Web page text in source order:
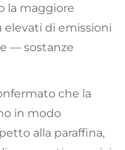
la maggiore
di emissioni
— sostanze
che la
in modo
alla paraffina,